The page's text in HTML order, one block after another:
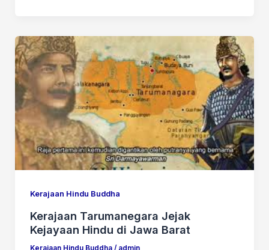
Kerajaan Hindu Buddha
Kerajaan Tarumanegara Jejak
Kejayaan Hindu di Jawa Barat
Kerajaan Hindu Buddha/ admin